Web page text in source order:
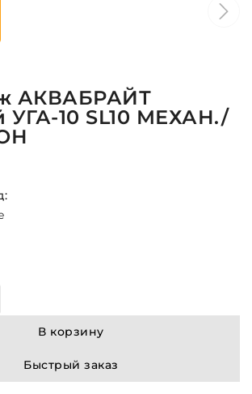
АКВАБРАЙТ
УГА-10 SL10 МЕХАН./
В корзину
Быстрый заказ